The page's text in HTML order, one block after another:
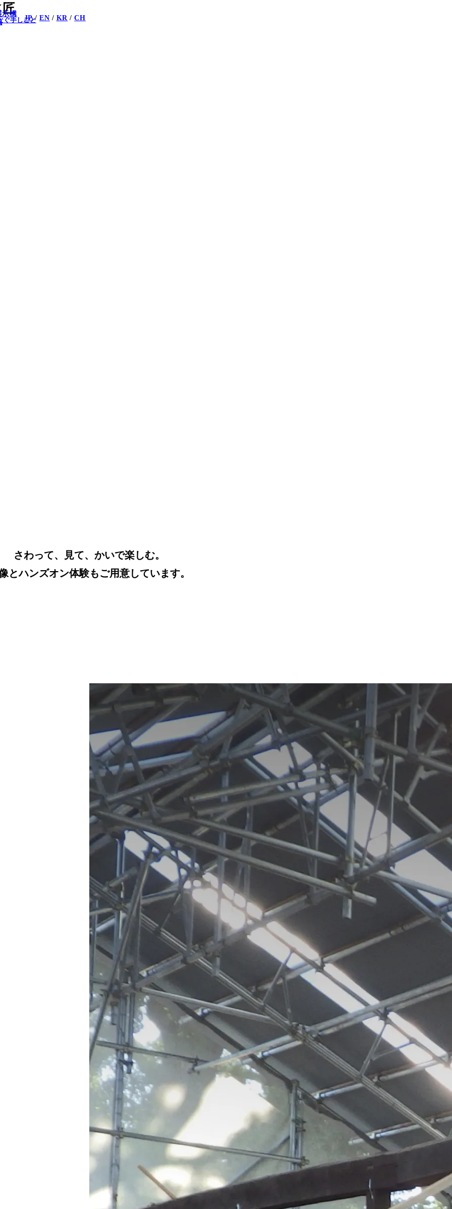
ぐ手しごと
示構
JP EN KR CH
さわって、見て、かいで楽しむ。
とハンズオン体験もご用意しています。